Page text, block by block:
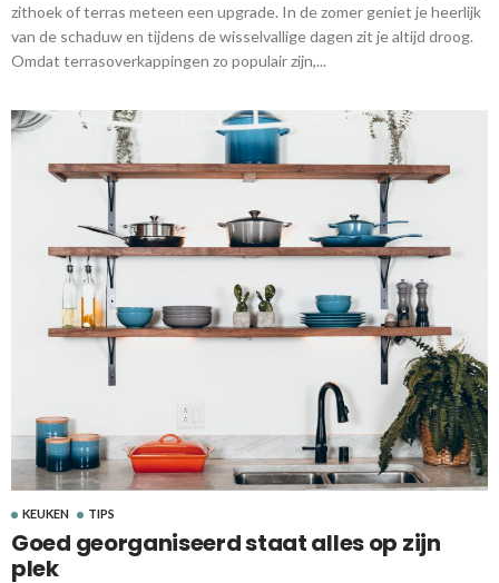
zithoek of terras meteen een upgrade. In de zomer geniet je heerlijk
van de schaduw en tijdens de wisselvallige dagen zit je altijd droog.
Omdat terrasoverkappingen zo populair zijn,...
KEUKEN TIPS
Goed georganiseerd staat alles op zijn
plek